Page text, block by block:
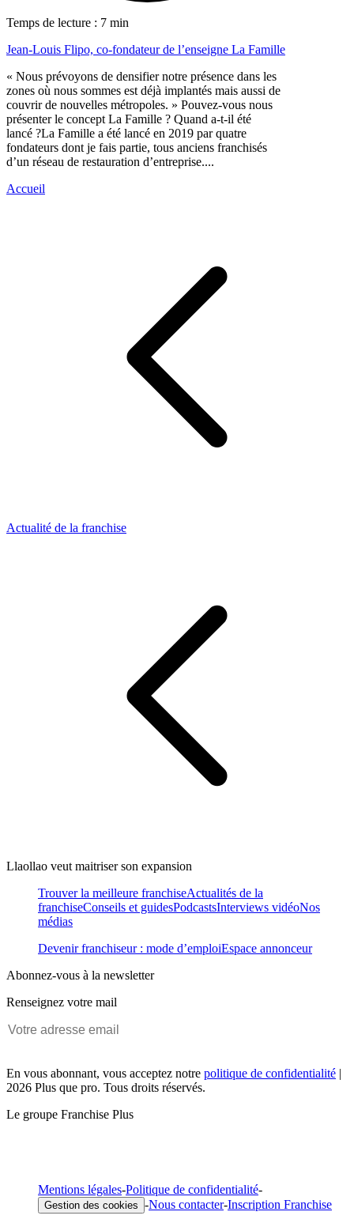
Temps de lecture : 7 min
Jean-Louis Flipo, co-fondateur de l’enseigne La Famille
« Nous prévoyons de densifier notre présence dans les
zones où nous sommes est déjà implantés mais aussi de
couvrir de nouvelles métropoles. » Pouvez-vous nous
présenter le concept La Famille ? Quand a-t-il été
lancé ?La Famille a été lancé en 2019 par quatre
fondateurs dont je fais partie, tous anciens franchisés
d’un réseau de restauration d’entreprise....
Accueil
Actualité de la franchise
Llaollao veut maitriser son expansion
Trouver la meilleure franchiseActualités de la
franchiseConseils et guidesPodcastsInterviews vidéoNos
médias
Devenir franchiseur : mode d’emploiEspace annonceur
Abonnez-vous à la newsletter
Renseignez votre mail
En vous abonnant, vous acceptez notre politique de confidentialité |
2026 Plus que pro. Tous droits réservés.
Le groupe Franchise Plus
Mentions légales-Politique de confidentialité-
Gestion des cookies -Nous contacter-Inscription Franchise